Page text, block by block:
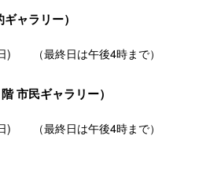
ャラリー）
) （最終日は午後4時まで）
市民ギャラリー）
) （最終日は午後4時まで）